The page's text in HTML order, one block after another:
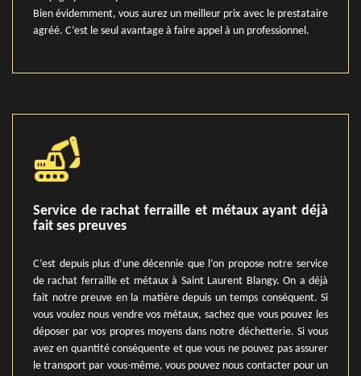
Bien évidemment, vous aurez un meilleur prix avec le prestataire
agréé. C’est le seul avantage à faire appel à un professionnel.
Service de rachat ferraille et métaux ayant déjà
fait ses preuves
C’est depuis plus d’une décennie que l’on propose notre service
de rachat ferraille et métaux à Saint Laurent Blangy. On a déjà
fait notre preuve en la matière depuis un temps conséquent. Si
vous voulez nous vendre vos métaux, sachez que vous pouvez les
déposer par vos propres moyens dans notre déchetterie. Si vous
avez en quantité conséquente et que vous ne pouvez pas assurer
le transport par vous-même, vous pouvez nous contacter pour un